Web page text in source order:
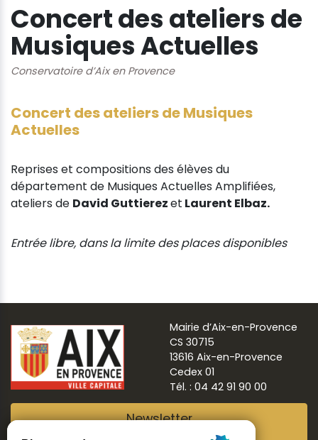
Concert des ateliers de
Musiques Actuelles
Conservatoire d’Aix en Provence
Concert des ateliers de Musiques
Actuelles
Reprises et compositions des élèves du
département de Musiques Actuelles Amplifiées,
ateliers de David Guttierezet Laurent Elbaz.
Entrée libre, dans la limite des places disponibles
Mairie d’Aix-en-Provence
CS 30715
13616 Aix-en-Provence
Cedex 01
Tél. : 04 42 91 90 00
Newsletter